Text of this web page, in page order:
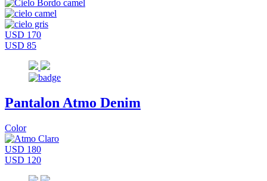
USD 170
USD 85
Pantalon Atmo Denim
Color
USD 180
USD 120